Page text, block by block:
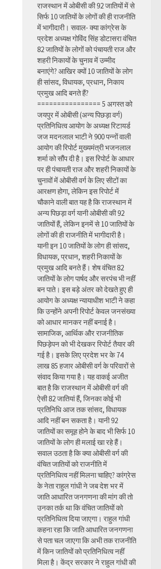
राजस्थान में ओबीसी की 92 जातियों में से
सिर्फ 10 जातियों के लोगों की ही राजनीति
में भागीदारी। सवाल- क्या कांग्रेस के
प्रदेश अध्यक्ष गोविंद सिंह डोटासरा वंचित
82 जातियों के लोगों को पंचायती राज और
शहरी निकायों के चुनाव में उम्मीद
बनाएंगे? आखिर क्यों 10 जातियों के लोग
ही सांसद, विधायक, प्रधान, निकाय
प्रमुख आदि बनते हैं?
================ 5 अगस्त को
जयपुर में ओबीसी (अन्य पिछड़ा वर्ग)
प्रतिनिधित्व आयोग के अध्यक्ष रिटायर्ड
जज मदनलाल भाटी ने 900 पन्नों वाली
आयोग की रिपोर्ट मुख्यमंत्री भजनलाल
शर्मा को सौंप दी है। इस रिपोर्ट के आधार
पर ही पंचायती राज और शहरी निकायों के
चुनावों में ओबीसी वर्ग के लिए सीटों का
आरक्षण होगा, लेकिन इस रिपोर्ट में
चौकाने वाली बात यह है कि राजस्थान में
अन्य पिछड़ा वर्ग यानी ओबीसी की 92
जातियों हैं, लेकिन इनमें से 10 जातियों के
लोगों की ही राजनीति में भागीदारी है।
यानी इन 10 जातियों के लोग ही सांसद,
विधायक, प्रधान, शहरी निकायों के
प्रमुख आदि बनते हैं। शेष वंचित 82
जातियों के लोग पार्षद और सरपंच भी नहीं
बन पाते। इस बड़े अंतर को देखते हुए ही
आयोग के अध्यक्ष न्यायाधीश भाटी ने कहा
कि उन्होंने अपनी रिपोर्ट केवल जनसंख्या
को आधार मानकर नहीं बनाई है।
सामाजिक, आर्थिक और राजनीतिक
पिछड़ेपन को भी देखकर रिपोर्ट तैयार की
गई है। इसके लिए प्रदेश भर के 74
लाख 85 हजार ओबीसी वर्ग के परिवारों से
संवाद किया गया है। यह वाकई अजीत
बात है कि राजस्थान में ओबीसी वर्ग की
ऐसी 82 जातियां हैं, जिनका कोई भी
प्रतिनिधि आज तक सांसद, विधायक
आदि नहीं बन सकता है। यानी 92
जातियों का समूह होने के बाद भी सिर्फ 10
जातियों के लोग ही मलाई खा रहे हैं।
सवाल उठता है कि क्या ओबीसी वर्ग की
वंचित जातियों को राजनीति में
प्रतिनिधित्व नहीं मिलना चाहिए? कांग्रेस
के नेता राहुल गांधी ने जब देश भर में
जाति आधारित जनगणना की मांग की तो
उनका तर्क था कि वंचित जातियों को
प्रतिनिधित्व दिया जाएगा। राहुल गांधी
कहना रहा कि जाति आधारित जनगणना
से पता चल जाएगा कि अभी तक राजनीति
में किन जातियों को प्रतिनिधित्व नहीं
मिला है। केंद्र सरकार ने राहुल गांधी की